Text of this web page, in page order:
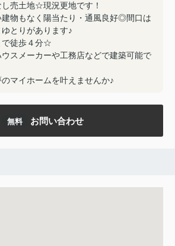
売土地☆現況更地です！
建物もなく陽当たり・通風良好◎間口は
とりがあります♪
で徒歩４分☆
スメーカーや工務店などで建築可能で
のマイホームを叶えませんか♪
無料 お問い合わせ